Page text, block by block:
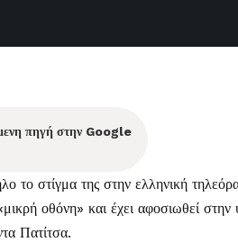
πηγή στην Google
το στίγμα της στην ελληνική
οθόνη» και έχει αφοσιωθεί στην
Πατίτσα.